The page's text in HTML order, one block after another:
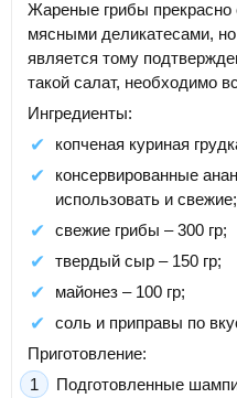
Жареные грибы прекрасно
мясными деликатесами,
является тому
такой салат, необходимо
Ингредиенты:
копченая куриная
консервированные
использовать и свежие;
свежие грибы – 300 гр;
твердый сыр – 150 гр;
майонез – 100 гр;
соль и приправы по
Приготовление:
Подготовленные